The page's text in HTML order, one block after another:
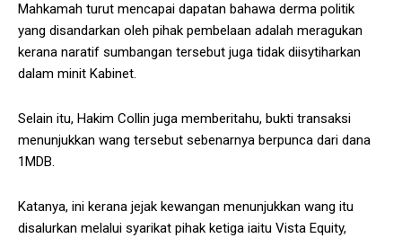
Mahkamah turut mencapai dapatan bahawa derma politik
yang disandarkan oleh pihak pembelaan adalah meragukan
kerana naratif sumbangan tersebut juga tidak diisytiharkan
dalam minit Kabinet.
Selain itu, Hakim Collin juga memberitahu, bukti transaksi
menunjukkan wang tersebut sebenarnya berpunca dari dana
1MDB.
Katanya, ini kerana jejak kewangan menunjukkan wang itu
disalurkan melalui syarikat pihak ketiga iaitu Vista Equity,